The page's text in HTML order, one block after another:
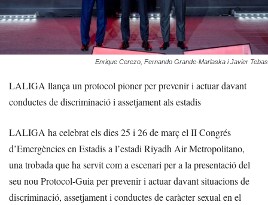
Enrique Cerezo, Fernando Grande-Marlaska i Javier Tebas
LALIGA llança un protocol pioner per prevenir i actuar davant
conductes de discriminació i assetjament als estadis
LALIGA ha celebrat els dies 25 i 26 de març el II Congrés
d’Emergències en Estadis a l’estadi Riyadh Air Metropolitano,
una trobada que ha servit com a escenari per a la presentació del
seu nou Protocol-Guia per prevenir i actuar davant situacions de
discriminació, assetjament i conductes de caràcter sexual en el